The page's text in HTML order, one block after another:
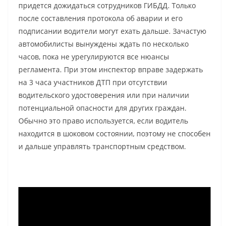
придется дожидаться сотрудников ГИБДД. Только
после составления протокола об аварии и его
подписании водители могут ехать дальше. Зачастую
автомобилисты вынуждены ждать по несколько
часов, пока не урегулируются все нюансы
регламента. При этом инспектор вправе задержать
на 3 часа участников ДТП при отсутствии
водительского удостоверения или при наличии
потенциальной опасности для других граждан.
Обычно это право используется, если водитель
находится в шоковом состоянии, поэтому не способен
и дальше управлять транспортным средством.